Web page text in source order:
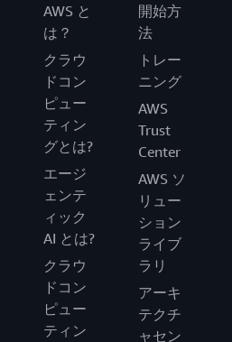
AWS と
は？
クラウ
ドコン
ピュー
ティン
グとは?
エージ
ェンテ
ィック
AI とは?
クラウ
ドコン
ピュー
ティン
開始方
法
トレー
ニング
AWS
Trust
Center
AWS ソ
リュー
ション
ライブ
ラリ
アーキ
テクチ
ャセン